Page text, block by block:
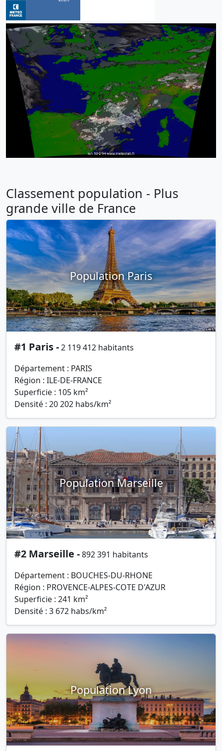
Classement population - Plus
grande ville de France
Population Paris
#1 Paris -2 119 412 habitants
Département : PARIS
Région : ILE-DE-FRANCE
Superficie : 105 km²
Densité : 20 202 habs/km²
Population Marseille
#2 Marseille -892 391 habitants
Département : BOUCHES-DU-RHONE
Région : PROVENCE-ALPES-COTE D'AZUR
Superficie : 241 km²
Densité : 3 672 habs/km²
Population Lyon